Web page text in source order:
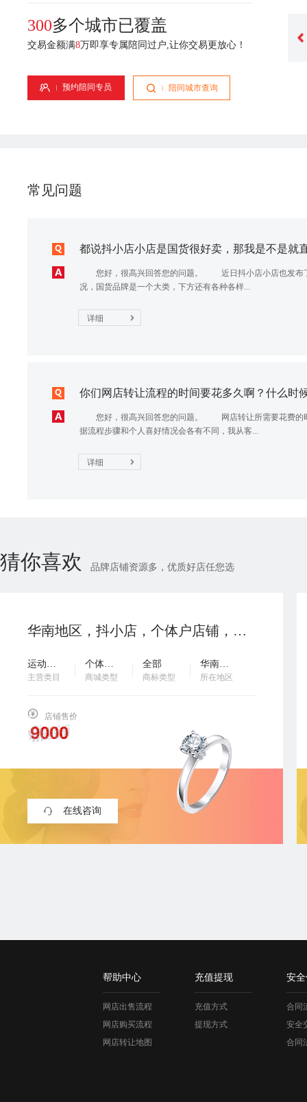
300多个城市已覆盖
交易金额满8万即享专属陪同过户,让你交易更放心！
预约陪同专员 陪同城市查询
专属顾问-1年从业经验 专属顾问-1年从业经验
常见问题
都说抖小店小店是国货很好卖，那我是不是就
您好，很高兴回答您的问题。 近日抖小店小店也发布了
况，国货品牌是一个大类，下方还有各种各样...
详细
你们网店转让流程的时间要花多久啊？什么时
您好，很高兴回答您的问题。 网店转让所需要花费的时
据流程步骤和个人喜好情况会各有不同，我从客...
详细
猜你喜欢 品牌店铺资源多，优质好店任您选
华南地区，抖小店，个体户店铺，银牌2等级，运动户外类目，2023年入驻，诚心出售，需要滴滴客服…
运动户外
主营类目
个体工商户
商城类型
全部
商标类型
华南地区
所在地区
店铺售价
在线咨询
帮助中心
网店出售流程
网店购买流程
网店转让地图
充值提现
充值方式
提现方式
安
合同
安全
合同